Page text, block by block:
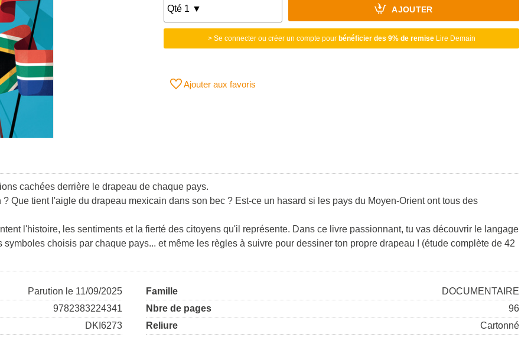
AJOUTER
> Se connecter ou créer un compte pour bénéficier des 9% de remiseLire Demain
Ajouter aux favoris
cachées derrière le drapeau de chaque pays.
Que tient l'aigle du drapeau mexicain dans son bec ? Est-ce un hasard si les pays du Moyen-Orient ont tous des
l'histoire, les sentiments et la fierté des citoyens qu'il représente. Dans ce livre passionnant, tu vas découvrir le langage
choisis par chaque pays... et même les règles à suivre pour dessiner ton propre drapeau ! (étude complète de 42
Parution le 11/09/2025
9782383224341
DKI6273
Famille
DOCUMENTAIRE
Nbre de pages
96
Reliure
Cartonné